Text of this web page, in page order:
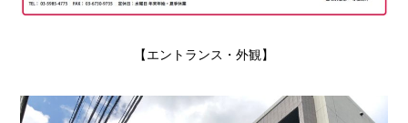
【エントランス・外観】